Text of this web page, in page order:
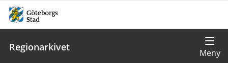
Regionarkivet